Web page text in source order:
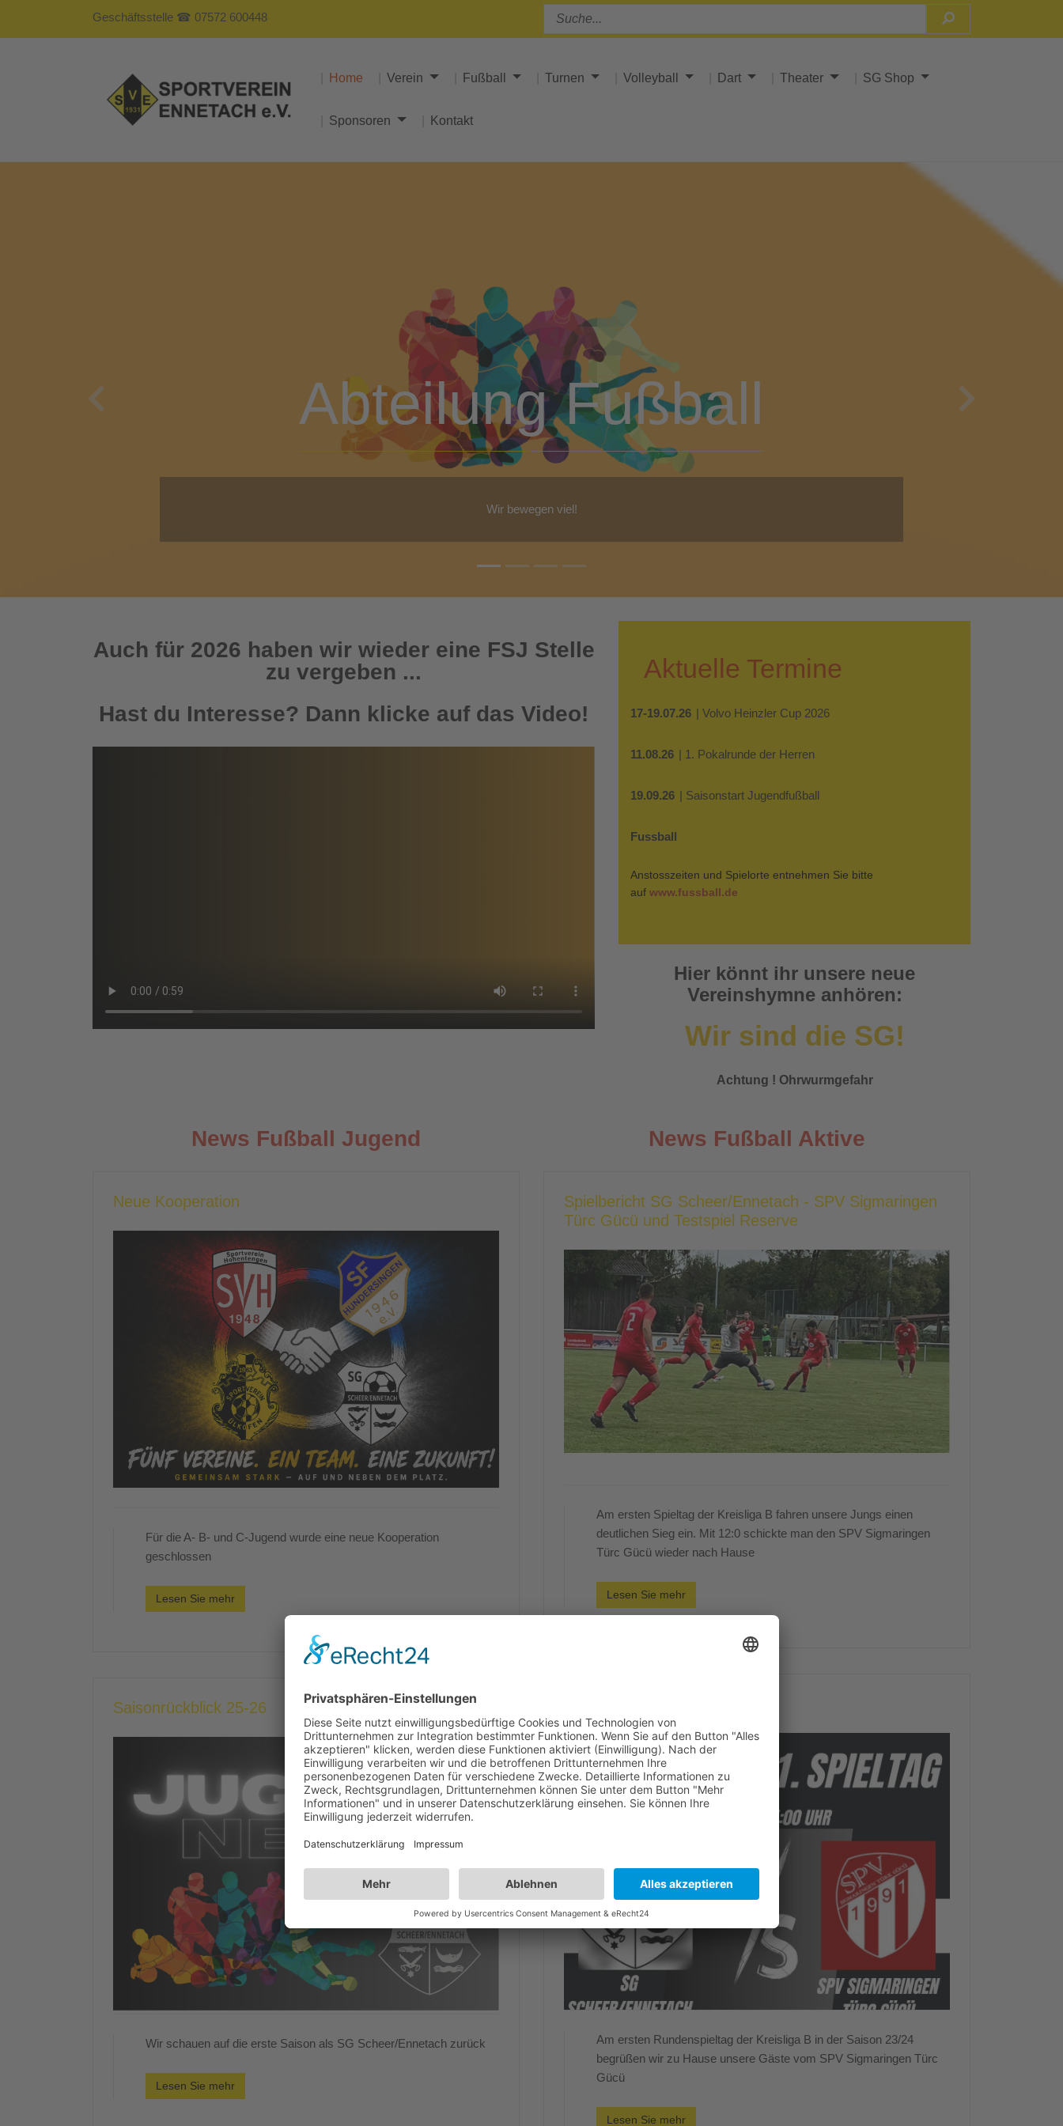
Geschäftsstelle ☎ 07572 600448
Home Verein Fußball Turnen Volleyball Dart Theater SG Shop
Sponsoren Kontakt
Abteilung Turnen
Ob Yoga, Step-Aerobic, Gymnastik, Walking - für jeden ist etwas dabei!
Previous
Auch für 2026 haben wir wieder eine FSJ Stelle
zu vergeben ...
Hast du Interesse? Dann klicke auf das Video!
Aktuelle Termine
17-19.07.26 | Volvo Heinzler Cup 2026
11.08.26 | 1. Pokalrunde der Herren
19.09.26 | Saisonstart Jugendfußball
Fussball
Anstosszeiten und Spielorte entnehmen Sie bitte
auf www.fussball.de
Hier könnt ihr unsere neue
Vereinshymne anhören:
Wir sind die SG!
Achtung ! Ohrwurmgefahr
News Fußball Jugend
Neue Kooperation
Für die A- B- und C-Jugend wurde eine neue Kooperation
geschlossen
Lesen Sie mehr
Saisonrückblick 25-26
Wir schauen auf die erste Saison als SG Scheer/Ennetach zurück
Lesen Sie mehr
News Fußball Aktive
Spielbericht SG Scheer/Ennetach - SPV Sigmaringen
Türc Gücü und Testspiel Reserve
Am ersten Spieltag der Kreisliga B fahren unsere Jungs einen
deutlichen Sieg ein. Mit 12:0 schickte man den SPV Sigmaringen
Türc Gücü wieder nach Hause
Lesen Sie mehr
Am ersten Rundenspieltag der Kreisliga B in der Saison 23/24
begrüßen wir zu Hause unsere Gäste vom SPV Sigmaringen Türc
Gücü
Lesen Sie mehr